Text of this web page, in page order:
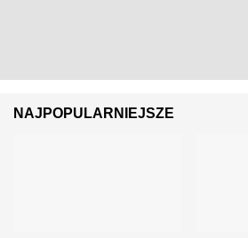
NAJPOPULARNIEJSZE